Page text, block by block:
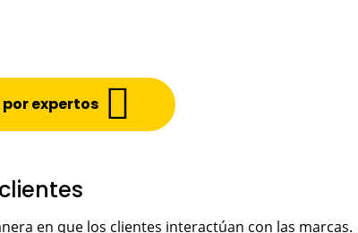
expertos
en que los clientes interactúan con las marcas.